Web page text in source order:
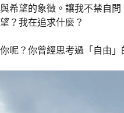
與希望的象徵。讓我不禁自
望？我在追求什麼？
你呢？你曾經思考過「自由」